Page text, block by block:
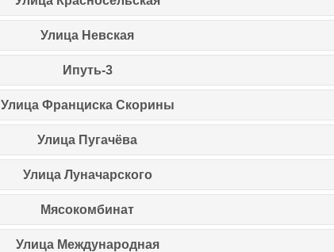
Улица Невская
Ипуть-3
Улица Франциска Скорины
Улица Пугачёва
Улица Луначарского
Мясокомбинат
Улица Международная